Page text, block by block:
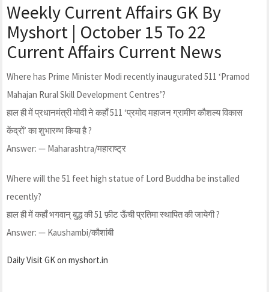
Weekly Current Affairs GK By
Myshort | October 15 To 22
Current Affairs Current News
Where has Prime Minister Modi recently inaugurated 511 ‘Pramod
Mahajan Rural Skill Development Centres’?
हाल ही में प्रधानमंत्री मोदी ने कहाँ 511 ‘प्रमोद महाजन ग्रामीण कौशल्य विकास
केंद्रों’ का शुभारम्भ किया है ?
Answer: — Maharashtra/महाराष्ट्र
Where will the 51 feet high statue of Lord Buddha be installed
recently?
हाल ही में कहाँ भगवान् बुद्ध की 51 फ़ीट ऊँची प्रतिमा स्थापित की जायेगी ?
Answer: — Kaushambi/कौशांबी
Daily Visit GK on myshort.in